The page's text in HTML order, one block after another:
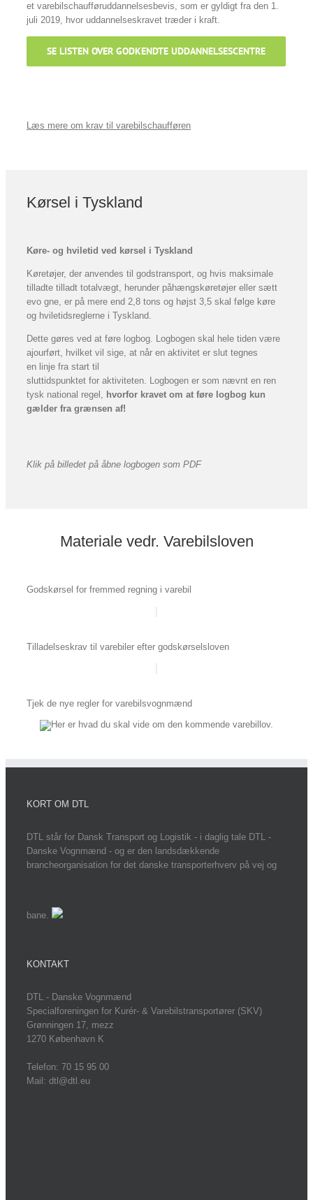
et varebilschaufføruddannelsesbevis, som er gyldigt fra den 1.
juli 2019, hvor uddannelseskravet træder i kraft.
SE LISTEN OVER GODKENDTE UDDANNELSESCENTRE
Læs mere om krav til varebilschaufføren
Kørsel i Tyskland
Køre- og hviletid ved kørsel i Tyskland
Køretøjer, der anvendes til godstransport, og hvis maksimale
tilladte tilladt totalvægt, herunder påhængskøretøjer eller sætt
evo gne, er på mere end 2,8 tons og højst 3,5 skal følge køre
og hviletidsreglerne i Tyskland.
Dette gøres ved at føre logbog. Logbogen skal hele tiden være
ajourført, hvilket vil sige, at når en aktivitet er slut tegnes
en linje fra start til
sluttidspunktet for aktiviteten. Logbogen er som nævnt en ren
tysk national regel, hvorfor kravet om at føre logbog kun
gælder fra grænsen af!
Klik på billedet på åbne logbogen som PDF
Materiale vedr. Varebilsloven
Godskørsel for fremmed regning i varebil
Tilladelseskrav til varebiler efter godskørselsloven
Tjek de nye regler for varebilsvognmænd
KORT OM DTL
DTL står for Dansk Transport og Logistik - i daglig tale DTL -
Danske Vognmænd - og er den landsdækkende
brancheorganisation for det danske transporterhverv på vej og
bane.
KONTAKT
DTL - Danske Vognmænd
Specialforeningen for Kurér- & Varebilstransportører (SKV)
Grønningen 17, mezz
1270 København K
Telefon: 70 15 95 00
Mail: dtl@dtl.eu